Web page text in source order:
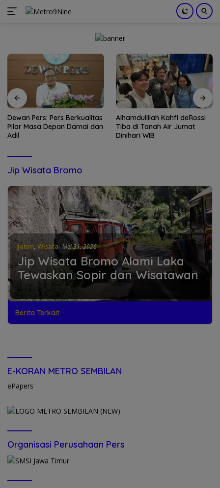
Dewan Pers: Pers Berkualitas
Pilar Masa Depan Damai dan
Adil
Alhamdulillah Kahfi deRossi
Tiba di Tanah Air Jumat
Dinihari WIB
Jip Wisata Bromo
Jatim, Wisata Mei 31, 2026
Jip Wisata Bromo Alami Laka
Tewaskan Sopir dan Wisatawan
Berita Terkait
E-KORAN METRO SEMBILAN
ePapers
Organisasi Perusahaan Pers